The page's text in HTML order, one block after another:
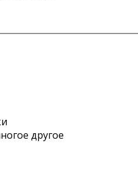
другое